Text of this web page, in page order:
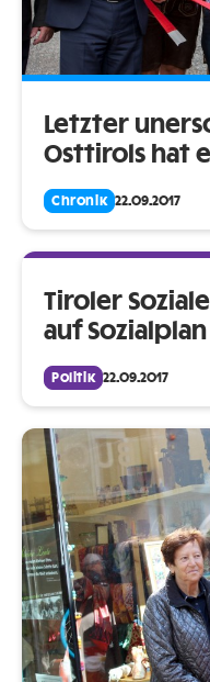
Letzter
Osttirols hat
Chronik 22.09.2017
Tiroler
auf Sozialplan
Politik 22.09.2017